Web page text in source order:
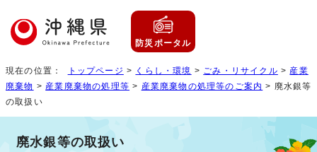
防災ポータル
現在の位置： トップページ > くらし・環境 > ごみ・リサイクル > 産業
廃棄物 > 産業廃棄物の処理等 > 産業廃棄物の処理等のご案内 > 廃水銀等
の取扱い
廃水銀等の取扱い